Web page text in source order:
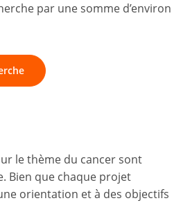
par une somme d’environ
le thème du cancer sont
Bien que chaque projet
orientation et à des objectifs